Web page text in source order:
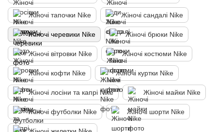
Жіночі тапочки Nike Жіночі сандалі Nike
Жіночі черевики Nike Жіночі брюки Nike
Жіночі вітровки Nike Жіночі костюми Nike
Жіночі кофти Nike Жіночі куртки Nike
Жіночі лосіни та капрі Nike Жіночі майки Nike
Жіночі футболки Nike Жіночі шорти Nike